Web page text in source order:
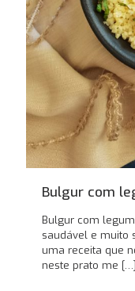
Bulgur com
Bulgur com
saudável e muito
uma receita que
neste prato me […]